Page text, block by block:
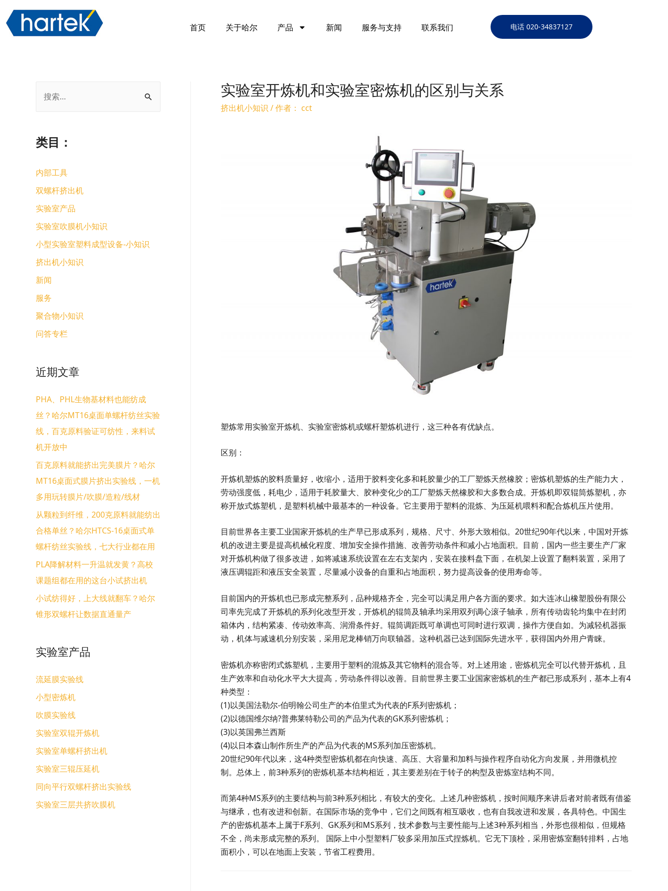
首页 关于哈尔 产品 新闻 服务与支持 联系我们 电话 020-34837127
类目：
内部工具
双螺杆挤出机
实验室产品
实验室吹膜机小知识
小型实验室塑料成型设备-小知识
挤出机小知识
新闻
服务
聚合物小知识
问答专栏
近期文章
PHA、PHL生物基材料也能纺成
丝？哈尔MT16桌面单螺杆纺丝实验
线，百克原料验证可纺性，来料试
机开放中
百克原料就能挤出完美膜片？哈尔
MT16桌面式膜片挤出实验线，一机
多用玩转膜片/吹膜/造粒/线材
从颗粒到纤维，200克原料就能纺出
合格单丝？哈尔HTCS-16桌面式单
螺杆纺丝实验线，七大行业都在用
PLA降解材料一升温就发黄？高校
课题组都在用的这台小试挤出机
小试纺得好，上大线就翻车？哈尔
锥形双螺杆让数据直通量产
实验室产品
流延膜实验线
小型密炼机
吹膜实验线
实验室双辊开炼机
实验室单螺杆挤出机
实验室三辊压延机
同向平行双螺杆挤出实验线
实验室三层共挤吹膜机
实验室开炼机和实验室密炼机的区别与关系
挤出机小知识 / 作者： cct
塑炼常用实验室开炼机、实验室密炼机或螺杆塑炼机进行，这三种各有优缺点。
区别：
开炼机塑炼的胶料质量好，收缩小，适用于胶料变化多和耗胶量少的工厂塑炼天然橡胶；密炼机塑炼的生产能力大，
劳动强度低，耗电少，适用于耗胶量大、胶种变化少的工厂塑炼天然橡胶和大多数合成。开炼机即双辊筒炼塑机，亦
称开放式炼塑机，是塑料机械中最基本的一种设备。它主要用于塑料的混炼、为压延机喂料和配合炼机压片使用。
目前世界各主要工业国家开炼机的生产早已形成系列，规格、尺寸、外形大致相似。20世纪90年代以来，中国对开炼
机的改进主要是提高机械化程度、增加安全操作措施、改善劳动条件和减小占地面积。目前，国内一些主要生产厂家
对开炼机构做了很多改进，如将减速系统设置在左右支架内，安装在接料盘下面，在机架上设置了翻料装置，采用了
液压调辊距和液压安全装置，尽量减小设备的自重和占地面积，努力提高设备的使用寿命等。
目前国内的开炼机也已形成完整系列，品种规格齐全，完全可以满足用户各方面的要求。如大连冰山橡塑股份有限公
司率先完成了开炼机的系列化改型开发，开炼机的辊筒及轴承均采用双列调心滚子轴承，所有传动齿轮均集中在封闭
箱体内，结构紧凑、传动效率高、润滑条件好。辊筒调距既可单调也可同时进行双调，操作方便自如。为减轻机器振
动，机体与减速机分别安装，采用尼龙棒销万向联轴器。这种机器已达到国际先进水平，获得国内外用户青睐。
密炼机亦称密闭式炼塑机，主要用于塑料的混炼及其它物料的混合等。对上述用途，密炼机完全可以代替开炼机，且
生产效率和自动化水平大大提高，劳动条件得以改善。目前世界主要工业国家密炼机的生产都已形成系列，基本上有4
种类型：
(1)以美国法勒尔-伯明翰公司生产的本伯里式为代表的F系列密炼机；
(2)以德国维尔纳?普弗莱特勒公司的产品为代表的GK系列密炼机；
(3)以英国弗兰西斯
(4)以日本森山制作所生产的产品为代表的MS系列加压密炼机。
20世纪90年代以来，这4种类型密炼机都在向快速、高压、大容量和加料与操作程序自动化方向发展，并用微机控
制。总体上，前3种系列的密炼机基本结构相近，其主要差别在于转子的构型及密炼室结构不同。
而第4种MS系列的主要结构与前3种系列相比，有较大的变化。上述几种密炼机，按时间顺序来讲后者对前者既有借鉴
与继承，也有改进和创新。在国际市场的竞争中，它们之间既有相互吸收，也有自我改进和发展，各具特色。中国生
产的密炼机基本上属于F系列、GK系列和MS系列，技术参数与主要性能与上述3种系列相当，外形也很相似，但规格
不全，尚未形成完整的系列。 国际上中小型塑料厂较多采用加压式捏炼机。它无下顶栓，采用密炼室翻转排料，占地
面积小，可以在地面上安装，节省工程费用。